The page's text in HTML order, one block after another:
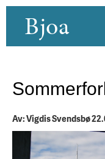
Bjoa
Av: Vigdis Svendsbø